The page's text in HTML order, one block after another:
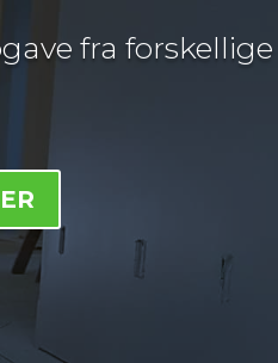
fra forskellige